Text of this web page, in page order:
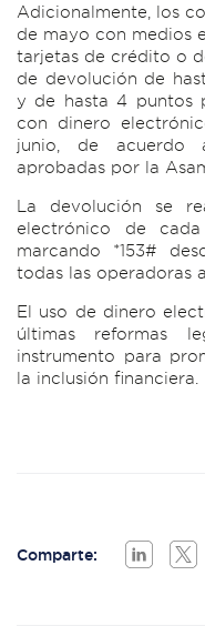
Adicionalmente, los
de mayo con medios
tarjetas de crédito o
de devolución de
y de hasta 4 puntos
con dinero
junio, de acuerdo
aprobadas por la
La devolución se
electrónico de
marcando *153#
todas las operadoras
El uso de dinero
últimas reformas
instrumento para
la inclusión financiera.
Comparte: